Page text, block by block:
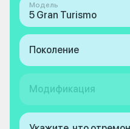
Модель
5 Gran Turismo
Поколение
Модификация